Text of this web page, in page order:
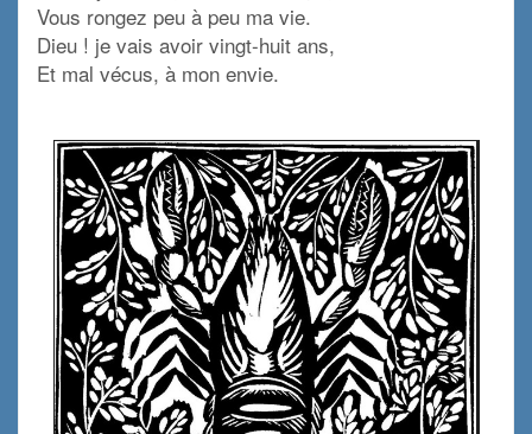
Vous rongez peu à peu ma vie.
Dieu ! je vais avoir vingt-huit ans,
Et mal vécus, à mon envie.